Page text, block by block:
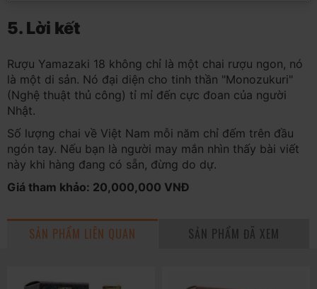
5. Lời kết
Rượu Yamazaki 18 không chỉ là một chai rượu ngon, nó
là một di sản. Nó đại diện cho tinh thần "Monozukuri"
(Nghệ thuật thủ công) tỉ mỉ đến cực đoan của người
Nhật.
Số lượng chai về Việt Nam mỗi năm chỉ đếm trên đầu
ngón tay. Nếu bạn là người may mắn nhìn thấy bài viết
này khi hàng đang có sẵn, đừng do dự.
Giá tham khảo: 20,000,000 VNĐ
SẢN PHẨM LIÊN QUAN SẢN PHẨM ĐÃ XEM